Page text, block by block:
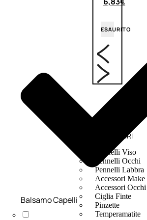
ESAURITO
ACCESSORI
Pennelli Viso
Pennelli Occhi
Pennelli Labbra
Accessori Make
Accessori Occhi
Ciglia Finte
Pinzette
Temperamatite
Balsamo Capelli